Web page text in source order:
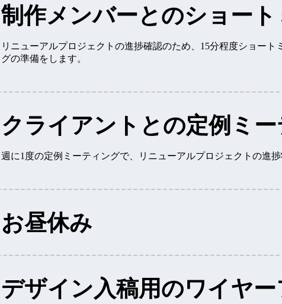
制作メンバーとのショー
リニューアルプロジェクトの進捗確認のため、15分程度ショー
グの準備をします。
クライアントとの定例ミ
週に1度の定例ミーティングで、リニューアルプロジェクトの進
お昼休み
デザイン入稿用のワイヤ